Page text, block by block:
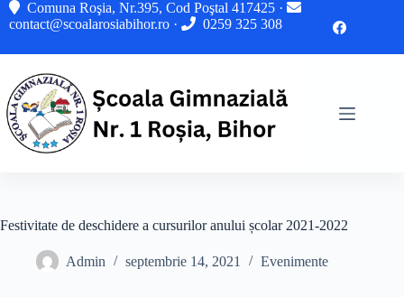
Sari Comuna Roşia, Nr.395, Cod Poştal 417425 ·
contact@scoalarosiabihor.ro · 0259 325 308
Festivitate de deschidere a cursurilor anului școlar 2021-2022
Admin septembrie 14, 2021 Evenimente